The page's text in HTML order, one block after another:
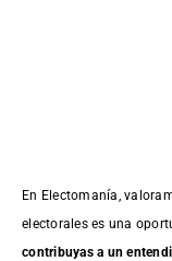
En Electomanía,
electorales es una
contribuyas a un